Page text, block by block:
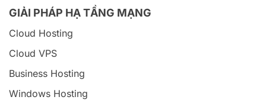
GIẢI PHÁP HẠ TẦNG MẠNG
Cloud Hosting
Cloud VPS
Business Hosting
Windows Hosting